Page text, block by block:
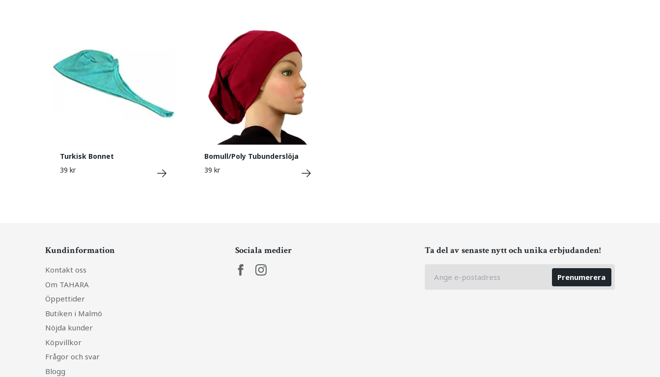
Turkisk Bonnet
39 kr
Bomull/Poly Tubunderslöja
39 kr
Kundinformation
Kontakt oss
Om TAHARA
Öppettider
Butiken i Malmö
Nöjda kunder
Köpvillkor
Frågor och svar
Blogg
Sociala medier Ta del av senaste nytt och unika erbjudanden!
Prenumerera